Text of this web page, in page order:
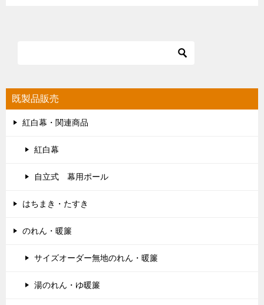
既製品販売
紅白幕・関連商品
紅白幕
自立式 幕用ポール
はちまき・たすき
のれん・暖簾
サイズオーダー無地のれん・暖簾
湯のれん・ゆ暖簾